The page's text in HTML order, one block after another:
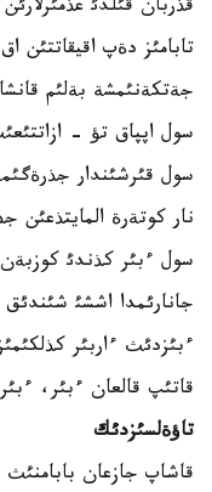
قذربان قئلدئ عذمئرلارئن
تابامئز دةپ اقيقاتتئن
جةتكةنئمشة بةلئم
سول اپپاق تؤ -
سول قئرشئندار
نار كوتةرة المايتذعئن
سول ءبئر كذندئ
جانارئمدا اششئ شئندئق
ءبئزدئث ءاربئر
قاتئپ قالعان ءبئر،
تاؤةلسئزدئك
قاشاپ جازعان